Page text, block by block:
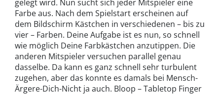
gelegt wird. Nun sucht sich jeder Mitspieler eine
Farbe aus. Nach dem Spielstart erscheinen auf
dem Bildschirm Kästchen in verschiedenen – bis zu
vier – Farben. Deine Aufgabe ist es nun, so schnell
wie möglich Deine Farbkästchen anzutippen. Die
anderen Mitspieler versuchen parallel genau
dasselbe. Da kann es ganz schnell sehr turbulent
zugehen, aber das konnte es damals bei Mensch-
Ärgere-Dich-Nicht ja auch. Bloop – Tabletop Finger